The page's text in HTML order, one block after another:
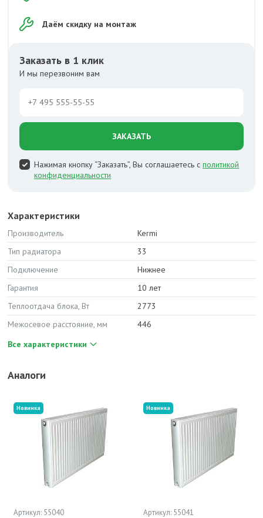
Даём скидку на монтаж
Заказать в 1 клик
И мы перезвоним вам
ЗАКАЗАТЬ
Нажимая кнопку “Заказать”, Вы соглашаетесь с политикой
конфиденциальности
Характеристики
Производитель
Kermi
Тип радиатора
33
Подключение
Нижнее
Гарантия
10 лет
Теплоотдача блока, Вт
2773
Межосевое расстояние, мм
446
Все характеристики
Аналоги
Новинка
Артикул: 55040
Новинка
Артикул: 55041